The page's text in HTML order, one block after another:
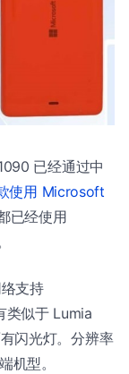
已经通过中
使用 Microsoft
已经使用
支持
类似于 Lumia
闪光灯。分辨率
机型。